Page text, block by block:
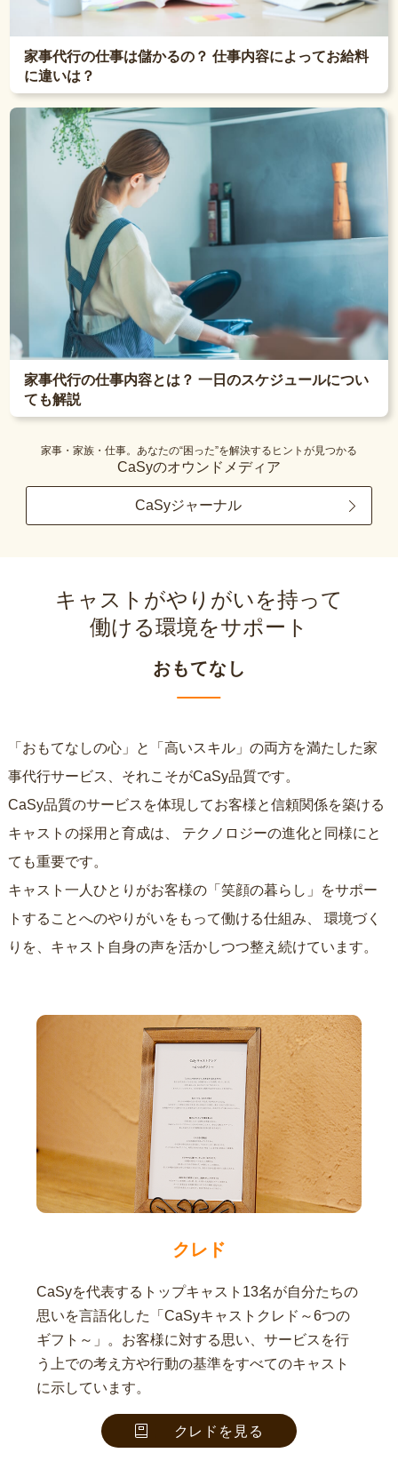
家事代行の仕事は儲かるの？ 仕事内容によってお給料
に違いは？
家事代行の仕事内容とは？ 一日のスケジュールについ
ても解説
家事・家族・仕事。あなたの“困った”を解決するヒントが見つかる
CaSyのオウンドメディア
CaSyジャーナル
キャストがやりがいを持って
働ける環境をサポート
おもてなし
「おもてなしの心」と「高いスキル」の両方を満たした家
事代行サービス、それこそがCaSy品質です。
CaSy品質のサービスを体現してお客様と信頼関係を築ける
キャストの採用と育成は、
ても重要です。
キャスト一人ひとりがお客様の「笑顔の暮らし」をサポー
トすることへのやりがいをもって働ける仕組み、
りを、キャスト自身の声を活かしつつ整え続けています。
クレド
CaSyを代表するトップキャスト13名が自分たちの
思いを言語化した「CaSyキャストクレド～6つの
ギフト～」。お客様に対する思い、サービスを行
う上での考え方や行動の基準をすべてのキャスト
に示しています。
クレドを見る